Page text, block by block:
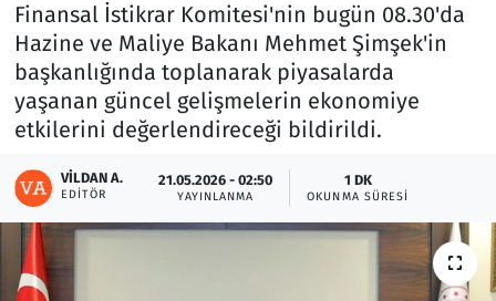
Finansal İstikrar Komitesi'nin bugün 08.30'da
Hazine ve Maliye Bakanı Mehmet Şimşek'in
başkanlığında toplanarak piyasalarda
yaşanan güncel gelişmelerin ekonomiye
etkilerini değerlendireceği bildirildi.
VILDAN A.
EDITÖR
21.05.2026 - 02:50
YAYINLANMA
1 DK
OKUNMA SÜRESI
Lezzet Durağı
Memur ve Kamu
Otomobil
Oyun